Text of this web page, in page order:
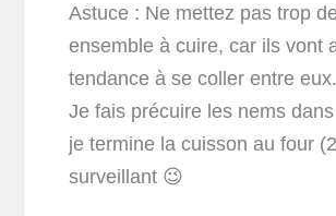
Astuce : Ne mettez pas trop
ensemble à cuire, car ils vont
tendance à se coller entre eux.
Je fais précuire les nems dans
je termine la cuisson au four
surveillant 😉